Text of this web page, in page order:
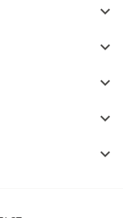




